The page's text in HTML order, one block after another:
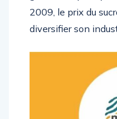
2009, le prix du
diversifier son